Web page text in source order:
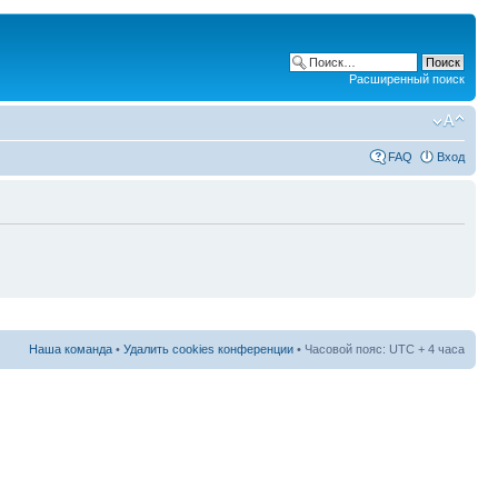
Расширенный поиск
FAQ Вход
Наша команда • Удалить cookies конференции • Часовой пояс: UTC + 4 часа